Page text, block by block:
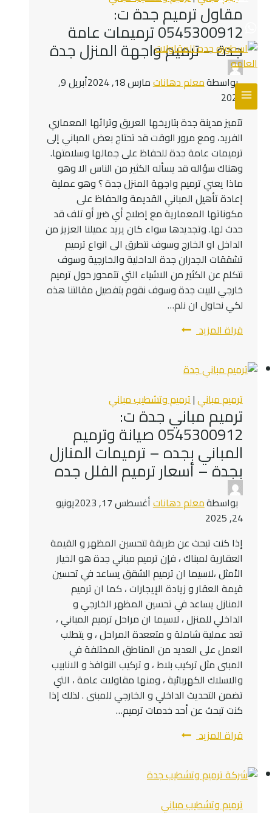
مقاول ترميم جدة ت:
0545300912 ترميمات عامة
جدة – ترميم واجهة المنزل جدة
بواسطةمعلم دهاناتمارس 18, 2024
أبريل 9,
2024
تتميز مدينة جدة بتاريخها العريق وتراثها المعماري
الفريد، ومع مرور الوقت قد تحتاج بعض المباني إلى
ترميمات عامة جدة للحفاظ على جمالها وسلامتها.
وهناك سؤاله قد يسأله الكثير من الناس الا وهو
ماذا يعني ترميم واجهة المنزل جدة ؟ وهو عملية
إعادة تأهيل المباني القديمة والحفاظ على
مكوناتها المعمارية مع إصلاح أي ضرر أو تلف قد
حدث لها. وتجديدها سواء كان يريد عميلنا العزيز من
الداخل او الخارج وسوف نتطرق الى انواع ترميم
تشققات الجدران جدة الداخلية والخارجية وسوف
نتكلم عن الكثير من الاشياء التي تتمحور حول ترميم
خارجي للبيت جدة وسوف نقوم بتفصيل مقالتنا هذه
لكي نحاول ان نلم…
قراة المزيدمقاول
ت:
0545300912
ترميمات
عامة
جدة
–
ترميم
واجهة
المنزل
جدة
ترميم مباني|ترميم وتشطيب مباني
ترميم مباني جدة ت:
0545300912 صيانة وترميم
المباني بجده – ترميمات المنازل
بجدة – أسعار ترميم الفلل جده
بواسطةمعلم دهاناتأغسطس 17, 2023
يونيو
24, 2025
إذا كنت تبحث عن طريقة لتحسين المظهر و القيمة
العقارية لمبناك ، فإن ترميم مباني جدة هو الخيار
الأمثل ،لاسيما ان ترميم الشقق يساعد في تحسين
قيمة العقار و زيادة الإيجارات ، كما ان ترميم
المنازل يساعد في تحسين المظهر الخارجي و
الداخلي للمنزل ، لاسيما ان مراحل ترميم المباني ،
تعد عملية شاملة و متععدة المراحل ، و يتطلب
العمل على العديد من المناطق المختلفة في
المبنى مثل تركيب بلاط ، و تركيب النوافذ و الانابيب
والاسلاك الكهربائية ، ومنها مقاولات عامة ، التي
تضمن التحديث الداخلي و الخارجي للمبنى . لذلك إذا
كنت تبحث عن أحد خدمات ترميم…
قراة المزيدترميم
ت:
ترميم وتشطيب مباني